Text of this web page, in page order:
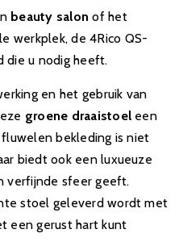
beauty salon of het
werkplek, de 4Rico QS-
die u nodig heeft.
en het gebruik van
groene draaistoel een
bekleding is niet
biedt ook een luxueuze
verfijnde sfeer geeft.
stoel geleverd wordt met
een gerust hart kunt